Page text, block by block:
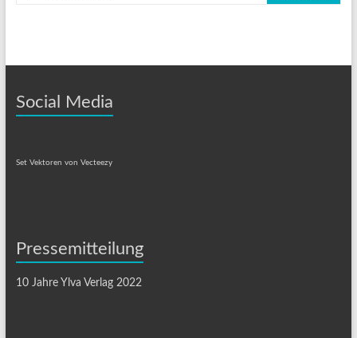
Social Media
Set Vektoren von Vecteezy
Pressemitteilung
10 Jahre Ylva Verlag 2022